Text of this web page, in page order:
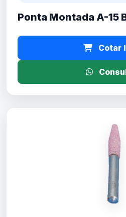
Ponta Montada A-15
Cotar